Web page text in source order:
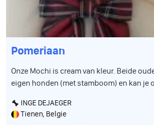
Pomeriaan
Onze Mochi is cream van kleur. Beide ouders zijn onze
eigen honden (met stamboom) en kan je
geluiden en bewegingen van het
De puppy is volledig gezond, werd
INGE DEJAEGER
Tienen, Belgie